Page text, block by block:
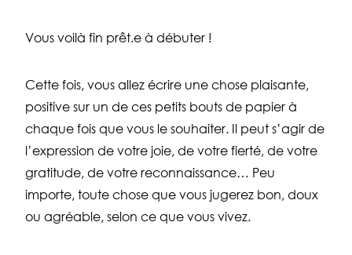
Vous voilà fin prêt.e à débuter !
Cette fois, vous allez écrire une chose plaisante,
positive sur un de ces petits bouts de papier à
chaque fois que vous le souhaiter. Il peut s’agir de
l’expression de votre joie, de votre fierté, de votre
gratitude, de votre reconnaissance… Peu
importe, toute chose que vous jugerez bon, doux
ou agréable, selon ce que vous vivez.